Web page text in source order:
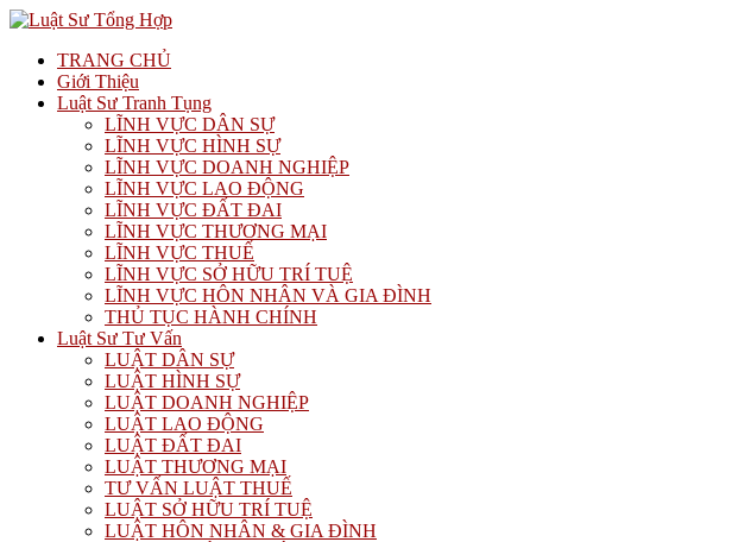
TRANG CHỦ
Giới Thiệu
Luật Sư Tranh Tụng
LĨNH VỰC DÂN SỰ
LĨNH VỰC HÌNH SỰ
LĨNH VỰC DOANH NGHIỆP
LĨNH VỰC LAO ĐỘNG
LĨNH VỰC ĐẤT ĐAI
LĨNH VỰC THƯƠNG MẠI
LĨNH VỰC THUẾ
LĨNH VỰC SỞ HỮU TRÍ TUỆ
LĨNH VỰC HÔN NHÂN VÀ GIA ĐÌNH
THỦ TỤC HÀNH CHÍNH
Luật Sư Tư Vấn
LUẬT DÂN SỰ
LUẬT HÌNH SỰ
LUẬT DOANH NGHIỆP
LUẬT LAO ĐỘNG
LUẬT ĐẤT ĐAI
LUẬT THƯƠNG MẠI
TƯ VẤN LUẬT THUẾ
LUẬT SỞ HỮU TRÍ TUỆ
LUẬT HÔN NHÂN & GIA ĐÌNH